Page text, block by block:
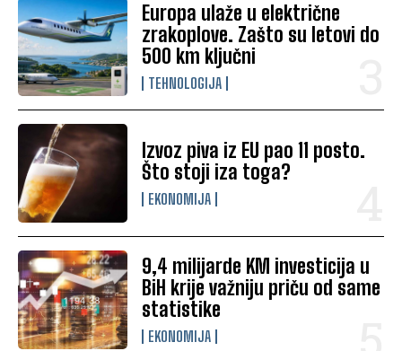
Europa ulaže u električne
zrakoplove. Zašto su letovi do
500 km ključni
TEHNOLOGIJA
Izvoz piva iz EU pao 11 posto.
Što stoji iza toga?
EKONOMIJA
9,4 milijarde KM investicija u
BiH krije važniju priču od same
statistike
EKONOMIJA